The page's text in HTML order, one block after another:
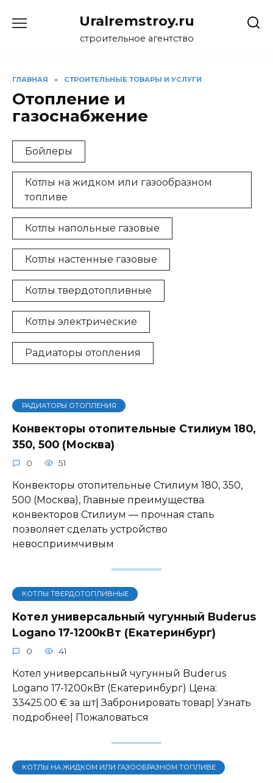
Uralremstroy.ru
строительное агентство
ГЛАВНАЯ » CТРОИТЕЛЬНЫЕ ТОВАРЫ И УСЛУГИ
Отопление и
газоснабжение
Бойлеры
Котлы на жидком или газообразном
топливе
Котлы напольные газовые
Котлы настенные газовые
Котлы твердотопливные
Котлы электрические
Радиаторы отопления
РАДИАТОРЫ ОТОПЛЕНИЯ
Конвекторы отопительные Стилиум 180,
350, 500 (Москва)
0 51
Конвекторы отопительные Стилиум 180, 350,
500 (Москва), Главные преимущества
конвекторов Стилиум — прочная сталь
позволяет сделать устройство
невосприимчивым
КОТЛЫ ТВЕРДОТОПЛИВНЫЕ
Котел универсальный чугунный Buderus
Logano 17-1200кВт (Екатеринбург)
0 41
Котел универсальный чугунный Buderus
Logano 17-1200кВт (Екатеринбург) Цена:
33425.00 € за шт| Забронировать товар| Узнать
подробнее| Пожаловаться
КОТЛЫ НА ЖИДКОМ ИЛИ ГАЗООБРАЗНОМ ТОПЛИВЕ